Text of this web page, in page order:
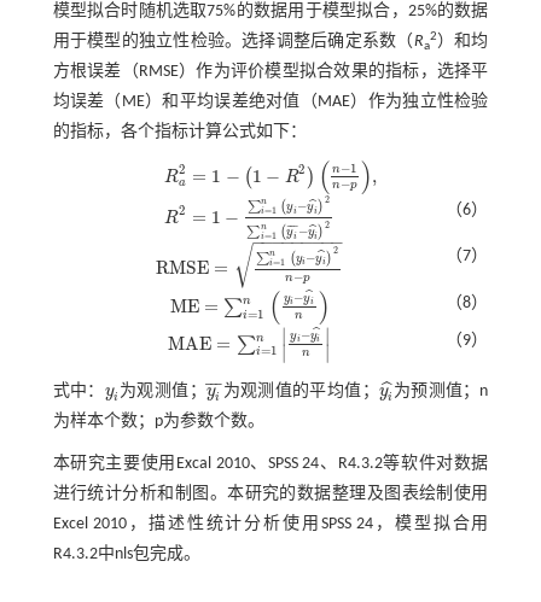
模型拟合时随机选取75%的数据用于模型拟合，25%的数据
用于模型的独立性检验。选择调整后确定系数（ Ra
2 ）和均
方根误差（RMSE）作为评价模型拟合效果的指标，选择平
均误差（ME）和平均误差绝对值（MAE）作为独立性检验
的指标，各个指标计算公式如下：
R2
a = 1 − (1 − R2 ) ( n−1
n−p ),
Ra2 =1 1 R2 n -1 n-p,
R2 = 1 − ∑n
i=1 (yi−yi
ˆ) 2
∑n
i=1 (yi
¯¯
¯−yi
ˆ) 2
R2= 1-∑i=1n yi-yi^2∑i=1ny
（6）
RMSE = ∑n
i=1 (yi−yi
ˆ) 2
n−p
− −
−−−−−−−
√
RMSE=∑ i=1 ny -yi^2n-p
（7）
ME = ∑n
i=1 ( yi−yi
ˆ
n )
ME= ∑i= 1nyi-y ^n （8）
MAE = ∑n
i=1
∣
∣
yi−yi
ˆ
n
∣
∣
MAE=∑i= n yi-yi^ n （9）
式中： yi
yi 为观测值； yi
¯¯
¯
yi¯ 为观测值的平均值； yi
ˆ
yi^为预测值；n
为样本个数；p为参数个数。
本研究主要使用Excal 2010、SPSS 24、R4.3.2等软件对数据
进行统计分析和制图。本研究的数据整理及图表绘制使用
Excel 2010，描述性统计分析使用SPSS 24，模型拟合用
R4.3.2中nls包完成。